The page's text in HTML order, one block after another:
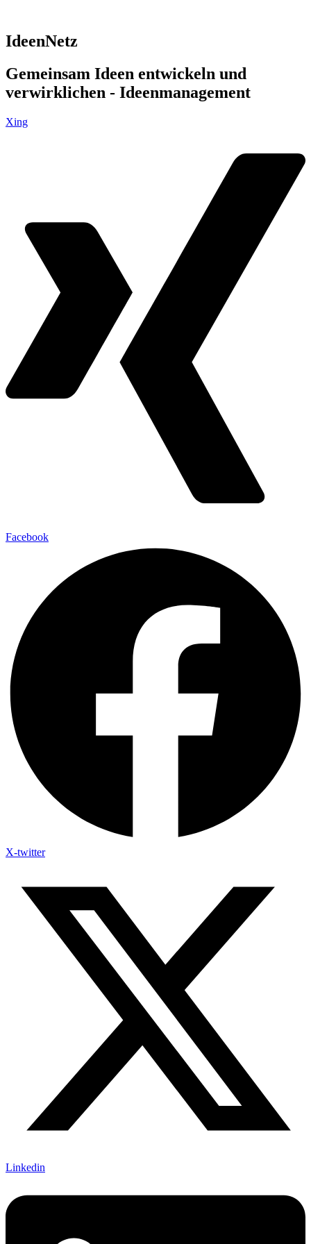
IdeenNetz
Gemeinsam Ideen entwickeln und
verwirklichen - Ideenmanagement
Xing
Facebook
X-twitter
Linkedin